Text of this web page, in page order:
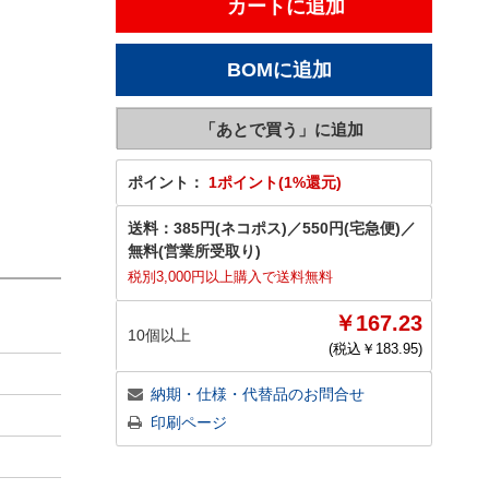
ポイント： 1ポイント(1%還元)
送料： 385円(ネコポス) ／550円(宅急便) ／
無料(営業所受取り)
税別3,000円以上購入で送料無料
10個以上 ￥167.23
(税込￥ 183.95)
納期・仕様・代替品のお問合せ
印刷ページ